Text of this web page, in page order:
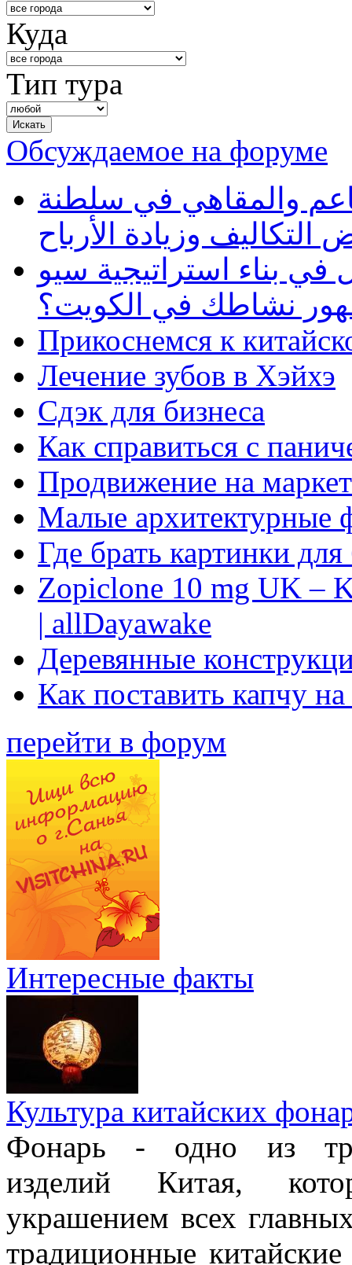
Куда
Тип тура
Обсуждаемое на форуме
والمقاهي في سلطنة
وزيادة الأرباح
بناء استراتيجية سيو
نشاطك في الكويت؟
Прикоснемся к
Лечение зубов в Хэйхэ
Сдэк для бизнеса
Как справиться с
Продвижение на
Малые архитектурные
Где брать картинки
Zopiclone 10 mg UK –
| allDayawake
Деревянные
Как поставить капчу
перейти в форум
Интересные факты
Культура китайских
Фонарь - одно из
изделий Китая,
украшением всех
традиционные